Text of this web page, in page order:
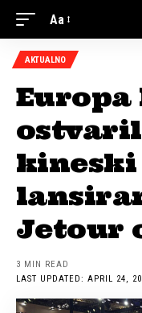
Aa
AKTUALNO
Jetour
LAST UPDATED: APRIL 24,
3 MIN READ